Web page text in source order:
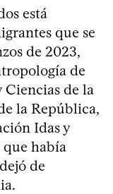
está
que se
de 2023,
de
Ciencias de la
la República,
Idas y
que había
de